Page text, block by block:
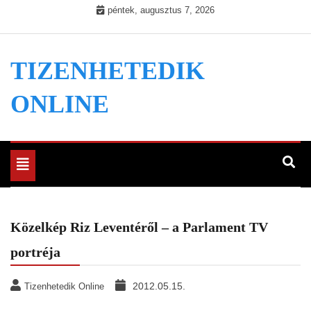
péntek, augusztus 7, 2026
TIZENHETEDIK
ONLINE
Toggle
navigation
Közelkép Riz Leventéről – a Parlament TV
portréja
Tizenhetedik Online 2012.05.15.